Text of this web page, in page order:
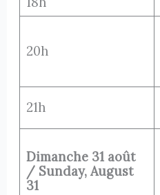
20h
21h
Dimanche 31 août
/ Sunday, August
31